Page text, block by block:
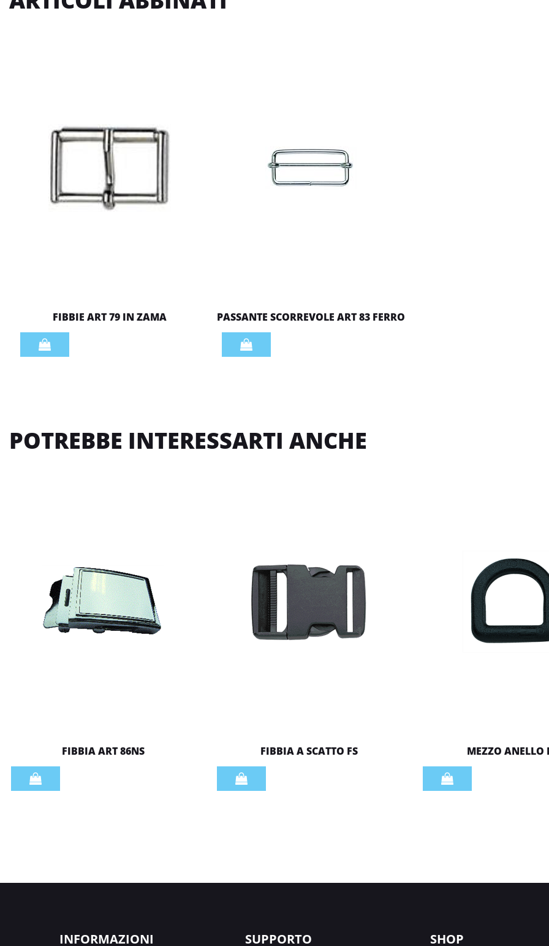
FIBBIE ART 79 IN ZAMA
Quantità
PASSANTE SCORREVOLE ART 83 FERRO
Quantità
POTREBBE INTERESSARTI ANCHE
FIBBIA ART 86NS
Quantità
FIBBIA A SCATTO FS
Quantità
MEZZO ANELLO
Quantità
INFORMAZIONI SUPPORTO SHOP